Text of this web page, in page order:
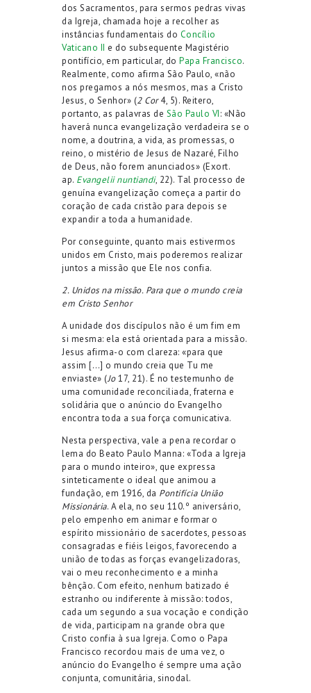
dos Sacramentos, para sermos pedras vivas
da Igreja, chamada hoje a recolher as
instâncias fundamentais do Concílio
Vaticano II e do subsequente Magistério
pontifício, em particular, do Papa Francisco.
Realmente, como afirma São Paulo, «não
nos pregamos a nós mesmos, mas a Cristo
Jesus, o Senhor» (2 Cor4, 5). Reitero,
portanto, as palavras de São Paulo VI: «Não
haverá nunca evangelização verdadeira se o
nome, a doutrina, a vida, as promessas, o
reino, o mistério de Jesus de Nazaré, Filho
de Deus, não forem anunciados» (Exort.
ap. Evangelii nuntiandi, 22). Tal processo de
genuína evangelização começa a partir do
coração de cada cristão para depois se
expandir a toda a humanidade.
Por conseguinte, quanto mais estivermos
unidos em Cristo, mais poderemos realizar
juntos a missão que Ele nos confia.
2. Unidos na missão. Para que o mundo creia
em Cristo Senhor
A unidade dos discípulos não é um fim em
si mesma: ela está orientada para a missão.
Jesus afirma-o com clareza: «para que
assim […] o mundo creia que Tu me
enviaste» (Jo17, 21). É no testemunho de
uma comunidade reconciliada, fraterna e
solidária que o anúncio do Evangelho
encontra toda a sua força comunicativa.
Nesta perspectiva, vale a pena recordar o
lema do Beato Paulo Manna: «Toda a Igreja
para o mundo inteiro», que expressa
sinteticamente o ideal que animou a
fundação, em 1916, da Pontifícia União
Missionária. A ela, no seu 110.º aniversário,
pelo empenho em animar e formar o
espírito missionário de sacerdotes, pessoas
consagradas e fiéis leigos, favorecendo a
união de todas as forças evangelizadoras,
vai o meu reconhecimento e a minha
bênção. Com efeito, nenhum batizado é
estranho ou indiferente à missão: todos,
cada um segundo a sua vocação e condição
de vida, participam na grande obra que
Cristo confia à sua Igreja. Como o Papa
Francisco recordou mais de uma vez, o
anúncio do Evangelho é sempre uma ação
conjunta, comunitária, sinodal.